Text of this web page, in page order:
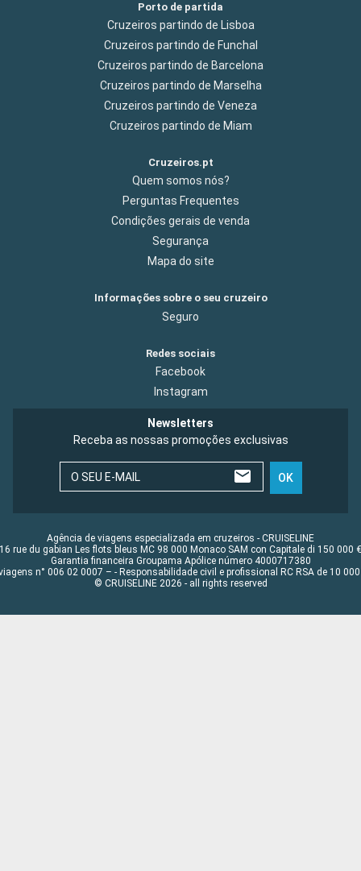
Porto de partida
Cruzeiros partindo de Lisboa
Cruzeiros partindo de Funchal
Cruzeiros partindo de Barcelona
Cruzeiros partindo de Marselha
Cruzeiros partindo de Veneza
Cruzeiros partindo de Miam
Cruzeiros.pt
Quem somos nós?
Perguntas Frequentes
Condições gerais de venda
Segurança
Mapa do site
Informações sobre o seu cruzeiro
Seguro
Redes sociais
Facebook
Instagram
Newsletters
Receba as nossas promoções exclusivas
O SEU E-MAIL OK
Agência de viagens especializada em cruzeiros - CRUISELINE
16 rue du gabian Les flots bleus MC 98 000 Monaco SAM con Capitale di 150 000 €
Garantia financeira Groupama Apólice número 4000717380
n° 006 02 0007 – - Responsabilidade civil e profissional RC RSA de 10 000
© CRUISELINE 2026 - all rights reserved